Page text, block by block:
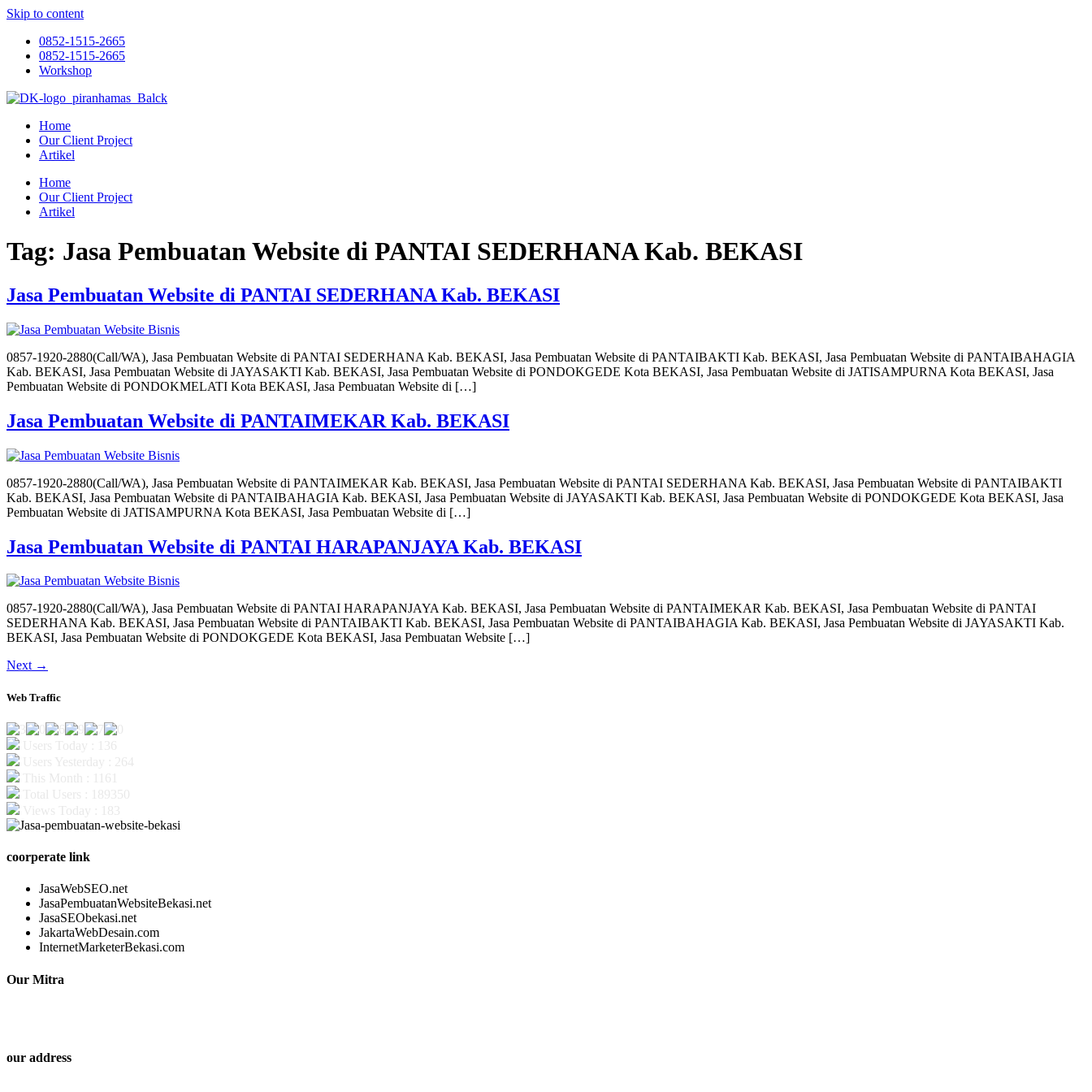
Skip to content
0852-1515-2665
0852-1515-2665
Workshop
Home
Our Client Project
Artikel
Home
Our Client Project
Artikel
Tag: Jasa Pembuatan Website di PANTAI SEDERHANA Kab. BEKASI
Jasa Pembuatan Website di PANTAI SEDERHANA Kab. BEKASI
0857-1920-2880(Call/WA), Jasa Pembuatan Website di PANTAI SEDERHANA Kab. BEKASI, Jasa Pembuatan Website di PANTAIBAKTI Kab. BEKASI, Jasa Pembuatan Website di PANTAIBAHAGIA
Kab. BEKASI, Jasa Pembuatan Website di JAYASAKTI Kab. BEKASI, Jasa Pembuatan Website di PONDOKGEDE Kota BEKASI, Jasa Pembuatan Website di JATISAMPURNA Kota BEKASI, Jasa
Pembuatan Website di PONDOKMELATI Kota BEKASI, Jasa Pembuatan Website di […]
Jasa Pembuatan Website di PANTAIMEKAR Kab. BEKASI
0857-1920-2880(Call/WA), Jasa Pembuatan Website di PANTAIMEKAR Kab. BEKASI, Jasa Pembuatan Website di PANTAI SEDERHANA Kab. BEKASI, Jasa Pembuatan Website di PANTAIBAKTI
Kab. BEKASI, Jasa Pembuatan Website di PANTAIBAHAGIA Kab. BEKASI, Jasa Pembuatan Website di JAYASAKTI Kab. BEKASI, Jasa Pembuatan Website di PONDOKGEDE Kota BEKASI, Jasa
Pembuatan Website di JATISAMPURNA Kota BEKASI, Jasa Pembuatan Website di […]
Jasa Pembuatan Website di PANTAI HARAPANJAYA Kab. BEKASI
0857-1920-2880(Call/WA), Jasa Pembuatan Website di PANTAI HARAPANJAYA Kab. BEKASI, Jasa Pembuatan Website di PANTAIMEKAR Kab. BEKASI, Jasa Pembuatan Website di PANTAI
SEDERHANA Kab. BEKASI, Jasa Pembuatan Website di PANTAIBAKTI Kab. BEKASI, Jasa Pembuatan Website di PANTAIBAHAGIA Kab. BEKASI, Jasa Pembuatan Website di JAYASAKTI Kab.
BEKASI, Jasa Pembuatan Website di PONDOKGEDE Kota BEKASI, Jasa Pembuatan Website […]
Next →
Web Traffic
coorperate link
JasaWebSEO.net
JasaPembuatanWebsiteBekasi.net
JasaSEObekasi.net
JakartaWebDesain.com
InternetMarketerBekasi.com
Our Mitra
our address